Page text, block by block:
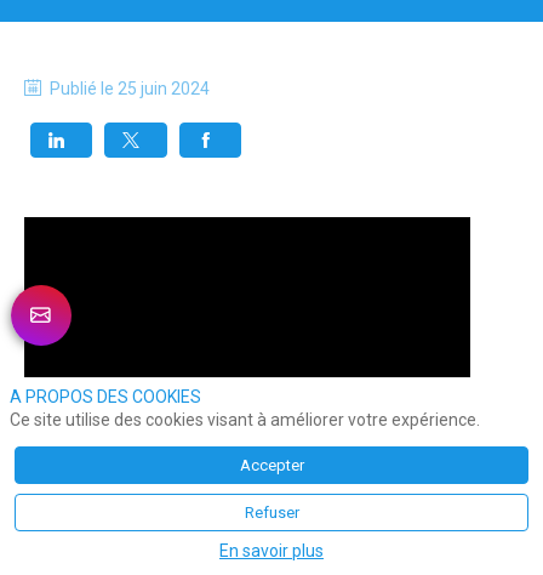
Publié le 25 juin 2024
A PROPOS DES COOKIES
Ce site utilise des cookies visant à améliorer votre expérience.
Accepter
Refuser
En savoir plus